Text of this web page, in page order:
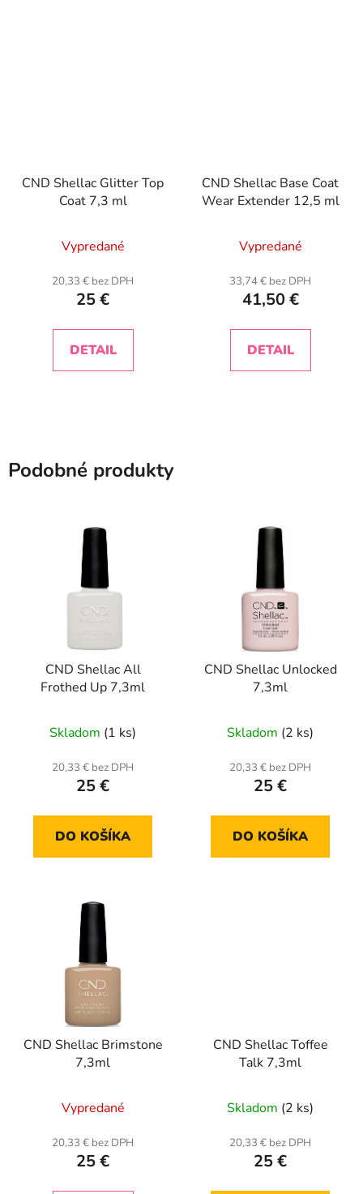
CND Shellac Glitter Top
Coat 7,3 ml
Vypredané
20,33 € bez DPH
25 €
DETAIL
CND Shellac Base Coat
Wear Extender 12,5 ml
Vypredané
33,74 € bez DPH
41,50 €
DETAIL
Podobné produkty
CND Shellac All
Frothed Up 7,3ml
Skladom (1 ks)
20,33 € bez DPH
25 €
DO KOŠÍKA
CND Shellac Unlocked
7,3ml
Skladom (2 ks)
20,33 € bez DPH
25 €
DO KOŠÍKA
CND Shellac Brimstone
7,3ml
Vypredané
20,33 € bez DPH
25 €
CND Shellac Toffee
Talk 7,3ml
Skladom (2 ks)
20,33 € bez DPH
25 €